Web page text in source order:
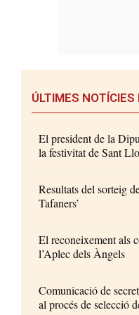
ÚLTIMES NOTÍCIES
El president de la
la festivitat de Sant
Resultats del sorteig
Tafaners’
El reconeixement als
l’Aplec dels Àngels
Comunicació de
al procés de selecció